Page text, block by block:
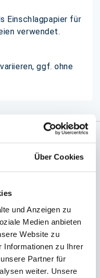
Über Cookies
und Anzeigen zu
Medien anbieten
Website zu
Informationen zu Ihrer
Partner für
weiter. Unsere
Einschlagpapier für
verwendet.
ggf. ohne
der GPSR
packpack.de GmbH, Am
info@packpack.de